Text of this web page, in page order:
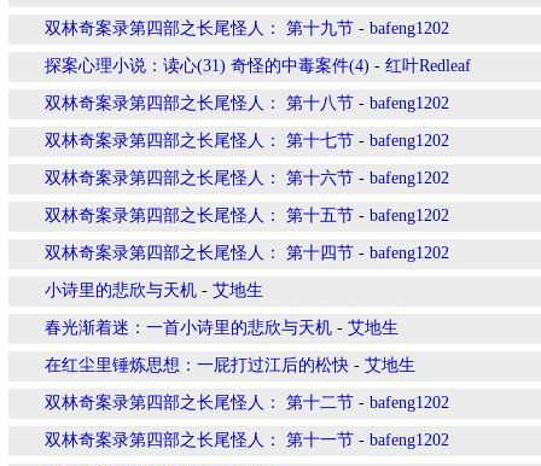
双林奇案录第四部之长尾怪人： 第十九节 - bafeng1202
探案心理小说：读心(31) 奇怪的中毒案件(4) - 红叶Redleaf
双林奇案录第四部之长尾怪人： 第十八节 - bafeng1202
双林奇案录第四部之长尾怪人： 第十七节 - bafeng1202
双林奇案录第四部之长尾怪人： 第十六节 - bafeng1202
双林奇案录第四部之长尾怪人： 第十五节 - bafeng1202
双林奇案录第四部之长尾怪人： 第十四节 - bafeng1202
小诗里的悲欣与天机 - 艾地生
春光渐着迷：一首小诗里的悲欣与天机 - 艾地生
在红尘里锤炼思想：一屁打过江后的松快 - 艾地生
双林奇案录第四部之长尾怪人： 第十二节 - bafeng1202
双林奇案录第四部之长尾怪人： 第十一节 - bafeng1202